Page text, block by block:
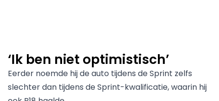
‘Ik ben niet optimistisch’
Eerder noemde hij de auto tijdens de Sprint zelfs
slechter dan tijdens de Sprint-kwalificatie, waarin hij